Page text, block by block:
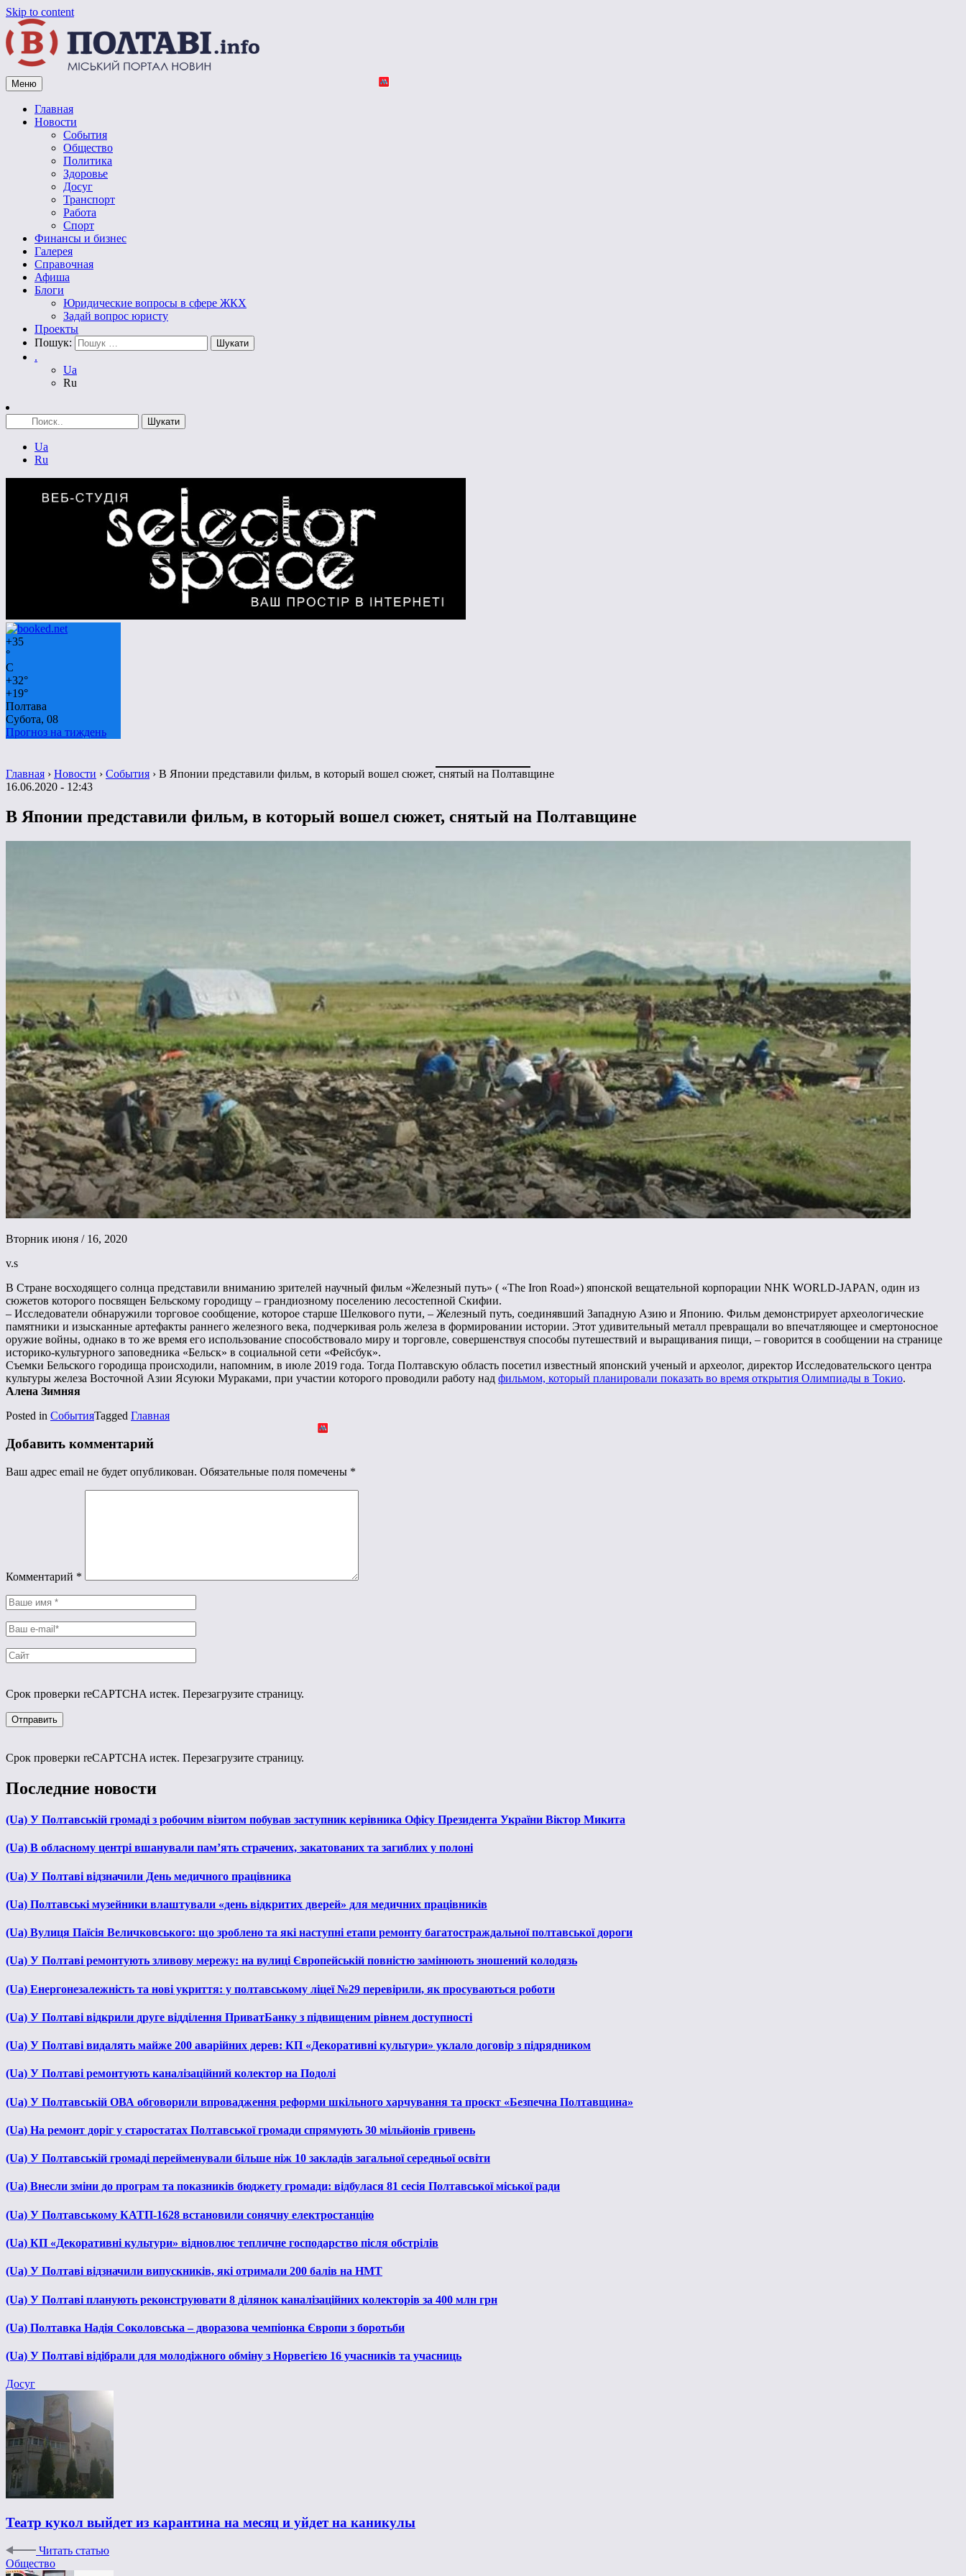
Skip to content
Vpoltave.info
Полтавский портал новостей
Меню
Главная
Новости
События
Общество
Политика
Здоровье
Досуг
Транспорт
Работа
Спорт
Финансы и бизнес
Галерея
Справочная
Афиша
Блоги
Юридические вопросы в сфере ЖКХ
Задай вопрос юристу
Проекты
Пошук:
.
Ua
Ru
Ua
Ru
+35
°
C
+32°
+19°
Полтава
Субота, 08
Прогноз на тиждень
Главная › Новости › События › В Японии представили фильм, в который вошел сюжет, снятый на Полтавщине
16.06.2020 - 12:43
В Японии представили фильм, в который вошел сюжет, снятый на Полтавщине
Вторник июня / 16, 2020
v.s
В Стране восходящего солнца представили вниманию зрителей научный фильм «Железный путь» ( «The Iron Road») японской вещательной корпорации NHK WORLD-JAPAN, один из
сюжетов которого посвящен Бельскому городищу – грандиозному поселению лесостепной Скифии.
– Исследователи обнаружили торговое сообщение, которое старше Шелкового пути, – Железный путь, соединявший Западную Азию и Японию. Фильм демонстрирует археологические
памятники и изысканные артефакты раннего железного века, подчеркивая роль железа в формировании истории. Этот удивительный металл превращали во впечатляющее и смертоносное
оружие войны, однако в то же время его использование способствовало миру и торговле, совершенствуя способы путешествий и выращивания пищи, – говорится в сообщении на странице
историко-культурного заповедника «Бельск» в социальной сети «Фейсбук».
Съемки Бельского городища происходили, напомним, в июле 2019 года. Тогда Полтавскую область посетил известный японский ученый и археолог, директор Исследовательского центра
культуры железа Восточной Азии Ясуюки Мураками, при участии которого проводили работу над фильмом, который планировали показать во время открытия Олимпиады в Токио.
Алена Зимняя
Posted in СобытияTagged Главная
Добавить комментарий
Ваш адрес email не будет опубликован. Обязательные поля помечены *
Комментарий *
Срок проверки reCAPTCHA истек. Перезагрузите страницу.
Срок проверки reCAPTCHA истек. Перезагрузите страницу.
Последние новости
(Ua) У Полтавській громаді з робочим візитом побував заступник керівника Офісу Президента України Віктор Микита
(Ua) В обласному центрі вшанували пам’ять страчених, закатованих та загиблих у полоні
(Ua) У Полтаві відзначили День медичного працівника
(Ua) Полтавські музейники влаштували «день відкритих дверей» для медичних працівників
(Ua) Вулиця Паїсія Величковського: що зроблено та які наступні етапи ремонту багатостраждальної полтавської дороги
(Ua) У Полтаві ремонтують зливову мережу: на вулиці Європейській повністю замінюють зношений колодязь
(Ua) Енергонезалежність та нові укриття: у полтавському ліцеї №29 перевірили, як просуваються роботи
(Ua) У Полтаві відкрили друге відділення ПриватБанку з підвищеним рівнем доступності
(Ua) У Полтаві видалять майже 200 аварійних дерев: КП «Декоративні культури» уклало договір з підрядником
(Ua) У Полтаві ремонтують каналізаційний колектор на Подолі
(Ua) У Полтавській ОВА обговорили впровадження реформи шкільного харчування та проєкт «Безпечна Полтавщина»
(Ua) На ремонт доріг у старостатах Полтавської громади спрямують 30 мільйонів гривень
(Ua) У Полтавській громаді перейменували більше ніж 10 закладів загальної середньої освіти
(Ua) Внесли зміни до програм та показників бюджету громади: відбулася 81 сесія Полтавської міської ради
(Ua) У Полтавському КАТП-1628 встановили сонячну електростанцію
(Ua) КП «Декоративні культури» відновлює тепличне господарство після обстрілів
(Ua) У Полтаві відзначили випускників, які отримали 200 балів на НМТ
(Ua) У Полтаві планують реконструювати 8 ділянок каналізаційних колекторів за 400 млн грн
(Ua) Полтавка Надія Соколовська – дворазова чемпіонка Європи з боротьби
(Ua) У Полтаві відібрали для молодіжного обміну з Норвегією 16 учасників та учасниць
Досуг
Театр кукол выйдет из карантина на месяц и уйдет на каникулы
Читать статью
Общество